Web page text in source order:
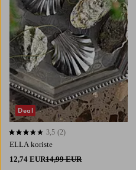
ELLA koriste
12,74 EUR14,99 EUR
3,5 perustuen 2 arvosanaan
3,5 (2)
Deal